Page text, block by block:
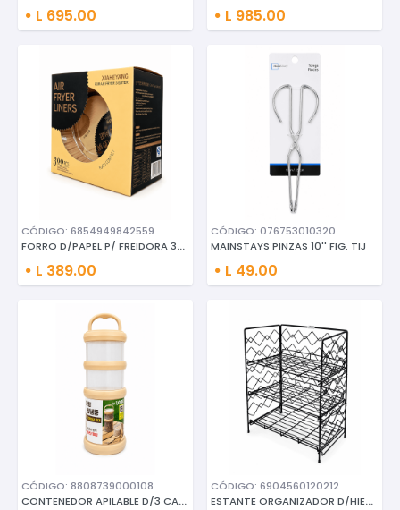
L 695.00 L 985.00
CÓDIGO: 6854949842559
FORRO D/PAPEL P/ FREIDORA 300
L 389.00
CÓDIGO: 076753010320
MAINSTAYS PINZAS 10'' FIG. TIJ
L 49.00
CÓDIGO: 8808739000108
CONTENEDOR APILABLE D/3 CAPAS
CÓDIGO: 6904560120212
ESTANTE ORGANIZADOR D/HIERRO F